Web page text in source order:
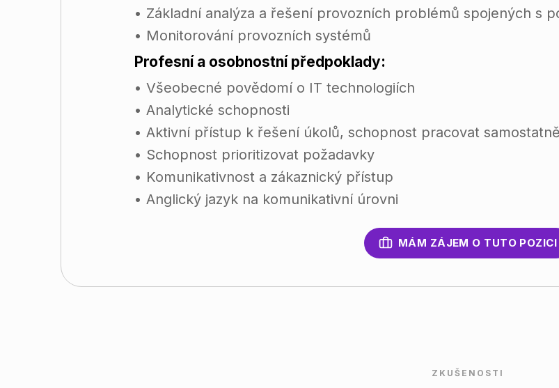
• Základní analýza a řešení provozních problémů spojených s
• Monitorování provozních systémů
Profesní a osobnostní předpoklady:
• Všeobecné povědomí o IT technologiích
• Analytické schopnosti
• Aktivní přístup k řešení úkolů, schopnost pracovat
• Schopnost prioritizovat požadavky
• Komunikativnost a zákaznický přístup
• Anglický jazyk na komunikativní úrovni
MÁM ZÁJEM O TUTO POZICI
ZKUŠENOSTI